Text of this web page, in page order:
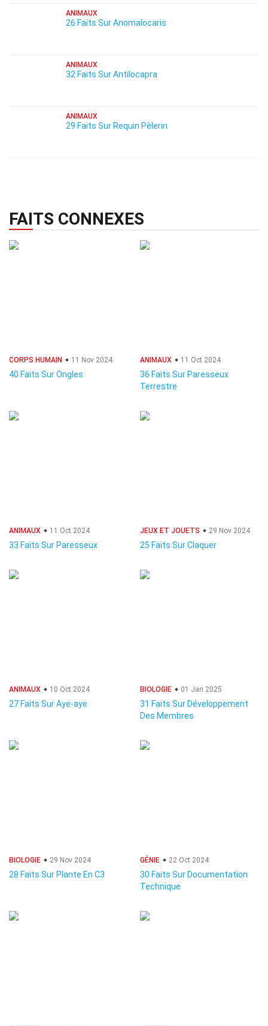
ANIMAUX
26 Faits Sur Anomalocaris
ANIMAUX
32 Faits Sur Antilocapra
ANIMAUX
29 Faits Sur Requin Pèlerin
FAITS CONNEXES
CORPS HUMAIN 11 Nov 2024
40 Faits Sur Ongles
ANIMAUX 11 Oct 2024
36 Faits Sur Paresseux
Terrestre
ANIMAUX 11 Oct 2024
33 Faits Sur Paresseux
JEUX ET JOUETS 29 Nov 2024
25 Faits Sur Claquer
ANIMAUX 10 Oct 2024
27 Faits Sur Aye-aye
BIOLOGIE 01 Jan 2025
31 Faits Sur Développement
Des Membres
BIOLOGIE 29 Nov 2024
28 Faits Sur Plante En C3
GÉNIE 22 Oct 2024
30 Faits Sur Documentation
Technique